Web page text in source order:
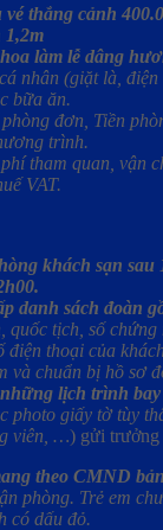
vé thắng cảnh
1,2m
làm lễ dâng
nhân (giặt là,
bữa ăn.
đơn, Tiền
trình.
tham quan, vận
VAT.
khách sạn sau
danh sách đoàn
quốc tịch, số chứng
điện thoại của
và chuẩn bị hồ sơ
lịch trình bay
photo giấy tờ tùy
viên, …) gửi trưởng
theo CMND
phòng. Trẻ em
có dấu đỏ.